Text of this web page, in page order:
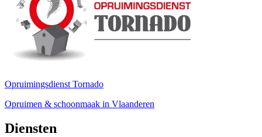
Opruimingsdienst Tornado
Opruimen & schoonmaak in Vlaanderen
Diensten